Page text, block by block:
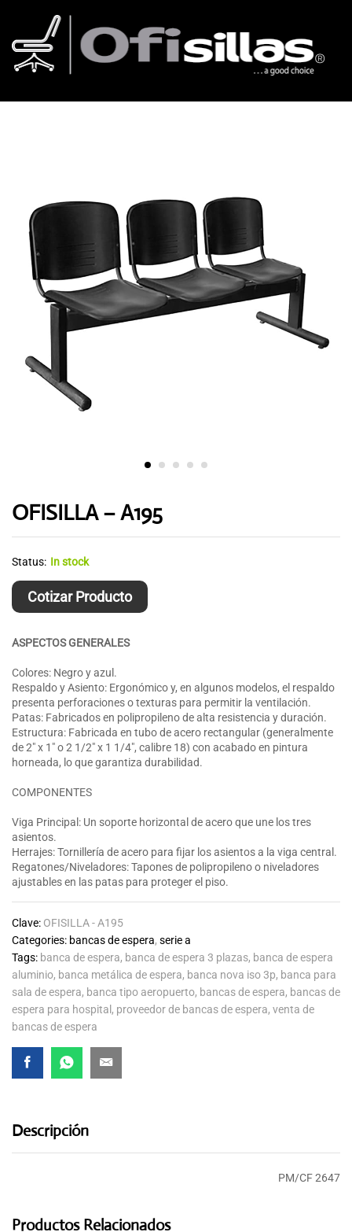
OFISILLA – A195
Status: In stock
Cotizar Producto
ASPECTOS GENERALES
Colores: Negro y azul.
Respaldo y Asiento: Ergonómico y, en algunos modelos, el respaldo
presenta perforaciones o texturas para permitir la ventilación.
Patas: Fabricados en polipropileno de alta resistencia y duración.
Estructura: Fabricada en tubo de acero rectangular (generalmente
de 2″ x 1″ o 2 1/2″ x 1 1/4″, calibre 18) con acabado en pintura
horneada, lo que garantiza durabilidad.
COMPONENTES
Viga Principal: Un soporte horizontal de acero que une los tres
asientos.
Herrajes: Tornillería de acero para fijar los asientos a la viga central.
Regatones/Niveladores: Tapones de polipropileno o niveladores
ajustables en las patas para proteger el piso.
Clave: OFISILLA - A195
Categories: bancas de espera, serie a
Tags: banca de espera, banca de espera 3 plazas, banca de espera
aluminio, banca metálica de espera, banca nova iso 3p, banca para
sala de espera, banca tipo aeropuerto, bancas de espera, bancas de
espera para hospital, proveedor de bancas de espera, venta de
bancas de espera
Descripción
PM/CF 2647
Productos Relacionados